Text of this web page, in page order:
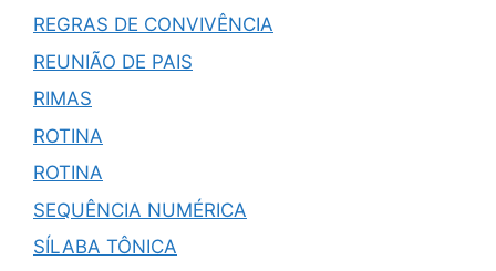
REGRAS DE CONVIVÊNCIA
REUNIÃO DE PAIS
RIMAS
ROTINA
ROTINA
SEQUÊNCIA NUMÉRICA
SÍLABA TÔNICA